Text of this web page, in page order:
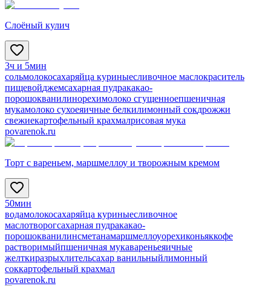
Слоёный кулич
3ч и 5мин
сольмолокосахаряйца куриныесливочное маслокраситель
пищевойджемсахарная пудракакао-
порошокванилинорехимолоко сгущенноепшеничная
мукамолоко сухоеяичные белкилимонный сокдрожжи
свежиекартофельный крахмалрисовая мука
povarenok.ru
Торт с вареньем, маршмеллоу и творожным кремом
50мин
водамолокосахаряйца куриныесливочное
маслотворогсахарная пудракакао-
порошокванилинсметанамаршмеллоуорехиконьяккофе
растворимыйпшеничная мукавареньеяичные
желткиразрыхлительсахар ванильныйлимонный
соккартофельный крахмал
povarenok.ru